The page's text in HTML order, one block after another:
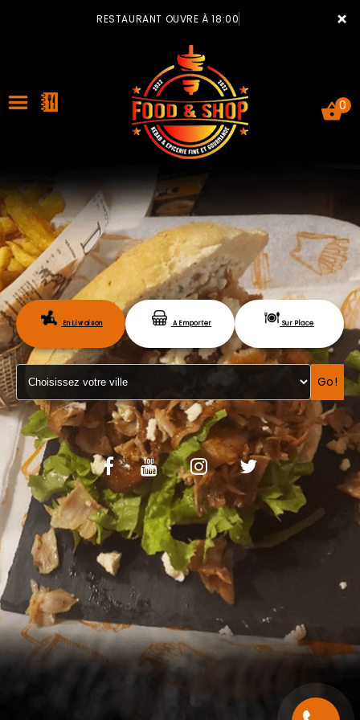
×
RESTAURANT OUVRE À 18:00
ACCUEIL
LA CARTE
VOTRE COMPTE
NOTRE RESTAURANT
VOS AVIS
MENTIONS LÉGALES
C.G.V
0
En Livraison A Emporter Sur Place
Go!